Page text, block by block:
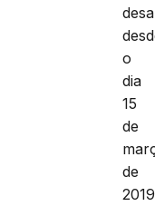
o
dia
15
de
de